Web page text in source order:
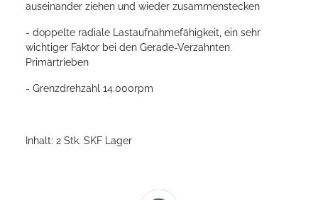
auseinander ziehen und wieder zusammenstecken
- doppelte radiale Lastaufnahmefähigkeit, ein sehr
wichtiger Faktor bei den Gerade-Verzahnten
Primärtrieben
- Grenzdrehzahl 14.000rpm
Inhalt: 2 Stk. SKF Lager